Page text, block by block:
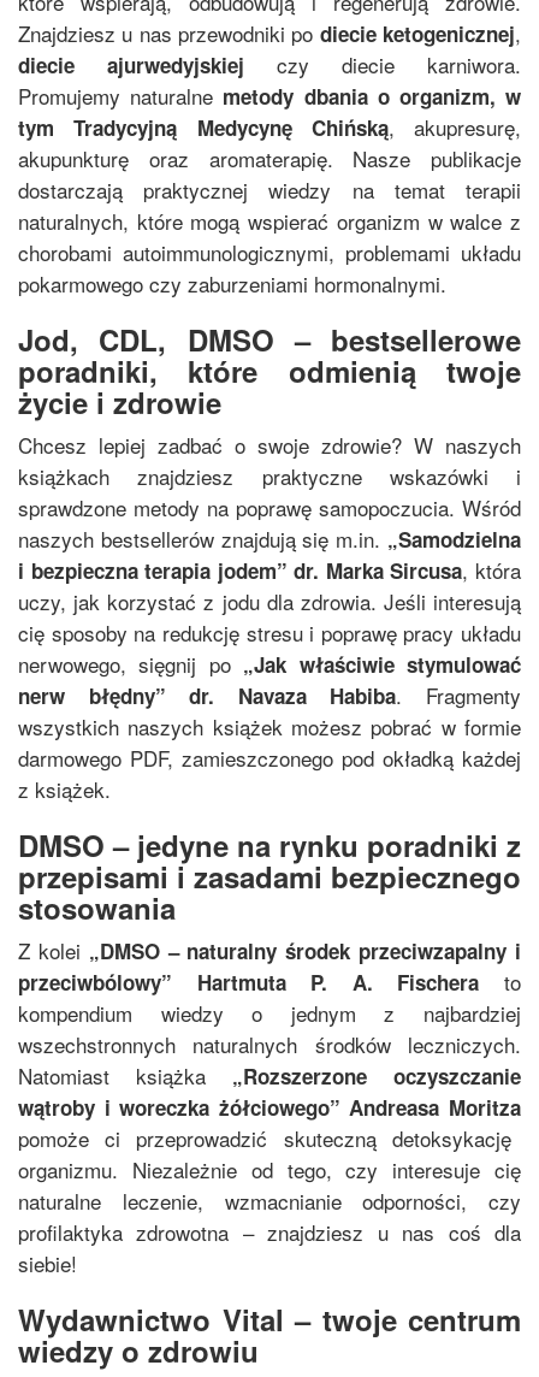
Znajdziesz u nas przewodniki po diecie ketogenicznej,
diecie ajurwedyjskiej czy diecie karniwora.
Promujemy naturalne metody dbania o organizm, w
tymTradycyjną Medycynę Chińską, akupresurę,
akupunkturę oraz aromaterapię. Nasze publikacje
dostarczają praktycznej wiedzy na temat terapii
naturalnych, które mogą wspierać organizm w walce z
chorobami autoimmunologicznymi, problemami układu
pokarmowego czy zaburzeniami hormonalnymi.
Jod, CDL, DMSO – bestsellerowe
poradniki, które odmienią twoje
życie i zdrowie
Chcesz lepiej zadbać o swoje zdrowie? W naszych
książkach znajdziesz praktyczne wskazówki i
sprawdzone metody na poprawę samopoczucia. Wśród
naszych bestsellerów znajdują się m.in. „Samodzielna
i bezpieczna terapia jodem”dr. Marka Sircusa, która
uczy, jak korzystać z jodu dla zdrowia. Jeśli interesują
cię sposoby na redukcję stresu i poprawę pracy układu
nerwowego, sięgnij po „Jak właściwie stymulować
nerw błędny”dr. Navaza Habiba. Fragmenty
wszystkich naszych książek możesz pobrać w formie
darmowego PDF, zamieszczonego pod okładką każdej
z książek.
DMSO – jedyne na rynku poradniki z
przepisami i zasadami bezpiecznego
stosowania
Z kolei „DMSO – naturalny środek przeciwzapalny i
przeciwbólowy” Hartmuta P. A. Fischera to
kompendium wiedzy o jednym z najbardziej
wszechstronnych naturalnych środków leczniczych.
Natomiast książka „Rozszerzone oczyszczanie
wątroby i woreczka żółciowego”Andreasa Moritza
pomoże ci przeprowadzić skuteczną detoksykację
organizmu. Niezależnie od tego, czy interesuje cię
naturalne leczenie, wzmacnianie odporności, czy
profilaktyka zdrowotna – znajdziesz u nas coś dla
siebie!
Wydawnictwo Vital – twoje centrum
wiedzy o zdrowiu